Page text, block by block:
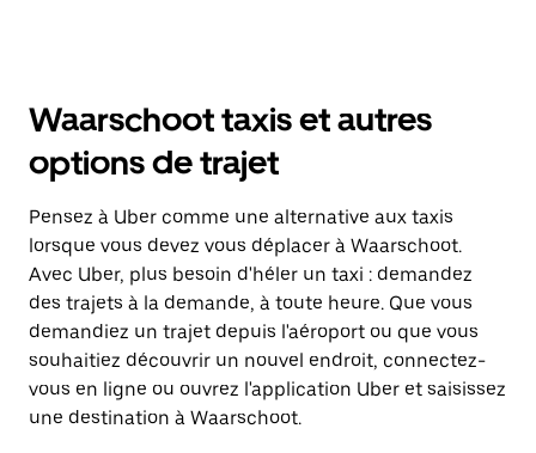
Waarschoot taxis et autres
options de trajet
Pensez à Uber comme une alternative aux taxis
lorsque vous devez vous déplacer à Waarschoot.
Avec Uber, plus besoin d'héler un taxi : demandez
des trajets à la demande, à toute heure. Que vous
demandiez un trajet depuis l'aéroport ou que vous
souhaitiez découvrir un nouvel endroit, connectez-
vous en ligne ou ouvrez l'application Uber et saisissez
une destination à Waarschoot.